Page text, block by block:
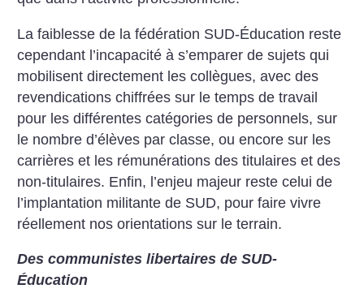
La faiblesse de la fédération SUD-Éducation reste
cependant l’incapacité à s’emparer de sujets qui
mobilisent directement les collègues, avec des
revendications chiffrées sur le temps de travail
pour les différentes catégories de personnels, sur
le nombre d’élèves par classe, ou encore sur les
carrières et les rémunérations des titulaires et des
non-titulaires. Enfin, l’enjeu majeur reste celui de
l’implantation militante de SUD, pour faire vivre
réellement nos orientations sur le terrain.
Des communistes libertaires de SUD-
Éducation